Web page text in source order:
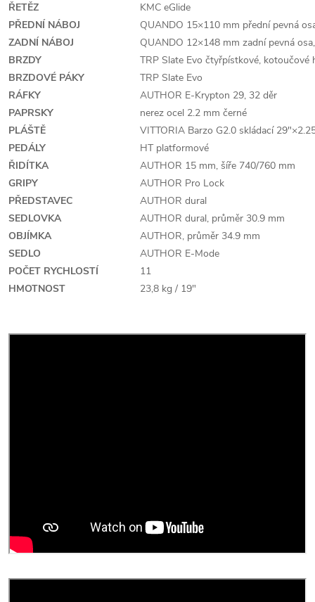
ŘETĚZ
KMC eGlide
PŘEDNÍ NÁBOJ
QUANDO 15×110 mm přední pevná
ZADNÍ NÁBOJ
QUANDO 12×148 mm zadní pevná
BRZDY
TRP Slate Evo čtyřpístkové, kotoučové
BRZDOVÉ PÁKY
TRP Slate Evo
RÁFKY
AUTHOR E-Krypton 29, 32 děr
PAPRSKY
nerez ocel 2.2 mm černé
PLÁŠTĚ
VITTORIA Barzo G2.0 skládací
PEDÁLY
HT platformové
ŘIDÍTKA
AUTHOR 15 mm, šíře 740/760 mm
GRIPY
AUTHOR Pro Lock
PŘEDSTAVEC
AUTHOR dural
SEDLOVKA
AUTHOR dural, průměr 30.9 mm
OBJÍMKA
AUTHOR, průměr 34.9 mm
SEDLO
AUTHOR E-Mode
POČET RYCHLOSTÍ
11
HMOTNOST
23,8 kg / 19"